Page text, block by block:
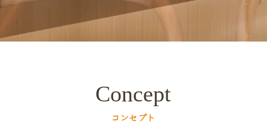
Concept
コンセプト